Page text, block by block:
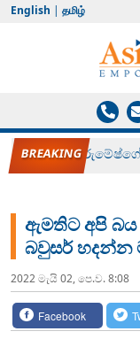
English | தமிழ்
රන් ගෙනා
ඇමතිට අපි බය
බවුසර් හදන්න
2022 මැයි 02, පෙ.ව. 8:08
Facebook